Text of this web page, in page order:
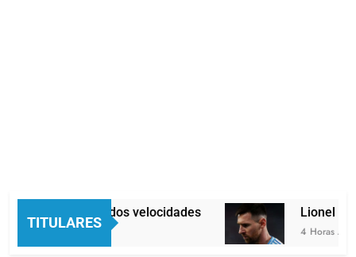
TITULARES
Economía en dos velocidades
3 Horas Atrás
Lionel
4 Horas Atrás